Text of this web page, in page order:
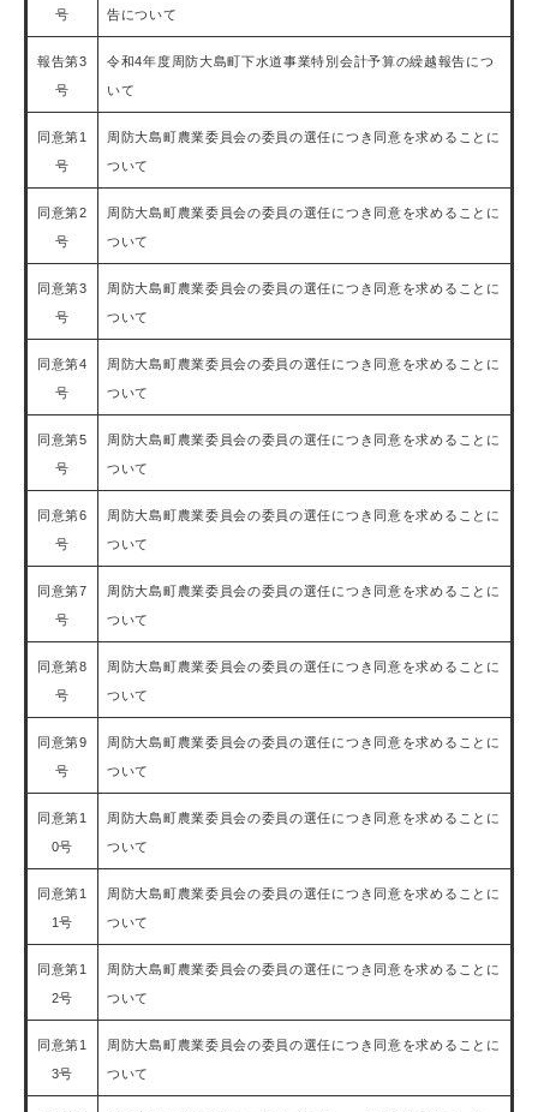
号
告について
報告第3
号
令和4年度周防大島町下水道事業特別会計予算の繰越報告につ
いて
同意第1
号
周防大島町農業委員会の委員の選任につき同意を求めることに
ついて
同意第2
号
周防大島町農業委員会の委員の選任につき同意を求めることに
ついて
同意第3
号
周防大島町農業委員会の委員の選任につき同意を求めることに
ついて
同意第4
号
周防大島町農業委員会の委員の選任につき同意を求めることに
ついて
同意第5
号
周防大島町農業委員会の委員の選任につき同意を求めることに
ついて
同意第6
号
周防大島町農業委員会の委員の選任につき同意を求めることに
ついて
同意第7
号
周防大島町農業委員会の委員の選任につき同意を求めることに
ついて
同意第8
号
周防大島町農業委員会の委員の選任につき同意を求めることに
ついて
同意第9
号
周防大島町農業委員会の委員の選任につき同意を求めることに
ついて
同意第1
0号
周防大島町農業委員会の委員の選任につき同意を求めることに
ついて
同意第1
1号
周防大島町農業委員会の委員の選任につき同意を求めることに
ついて
同意第1
2号
周防大島町農業委員会の委員の選任につき同意を求めることに
ついて
同意第1
3号
周防大島町農業委員会の委員の選任につき同意を求めることに
ついて